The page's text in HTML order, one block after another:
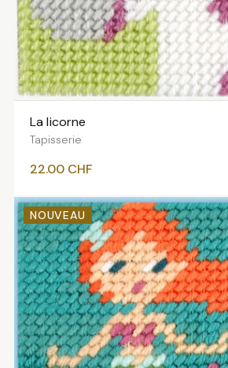
La licorne
Tapisserie
22.00 CHF
NOUVEAU